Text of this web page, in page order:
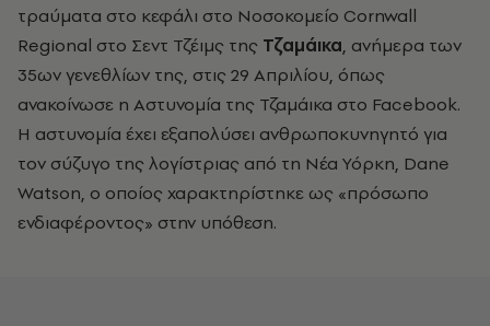
τραύματα στο κεφάλι στο Νοσοκομείο Cornwall
Regional στο Σεντ Τζέιμς της Τζαμάικα, ανήμερα των
35ων γενεθλίων της, στις 29 Απριλίου, όπως
ανακοίνωσε η Αστυνομία της Τζαμάικα στο Facebook.
Η αστυνομία έχει εξαπολύσει ανθρωποκυνηγητό για
τον σύζυγο της λογίστριας από τη Νέα Υόρκη, Dane
Watson, ο οποίος χαρακτηρίστηκε ως «πρόσωπο
ενδιαφέροντος» στην υπόθεση.